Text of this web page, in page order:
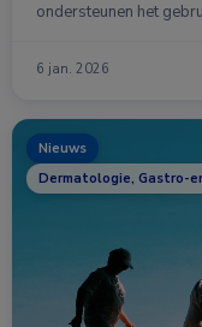
ondersteunen het
6 jan. 2026
Nieuws
Dermatologie, Gastro-